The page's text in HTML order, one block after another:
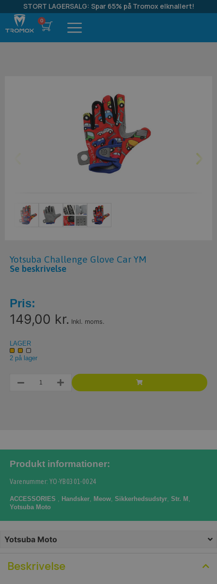
STORT LAGERSALG: Spar 65% på Tromox elknallert!
Yotsuba Challenge Glove Car YM
Se beskrivelse
Pris:
149,00 kr. Inkl. moms.
LAGER
2 på lager
Produkt informationer:
Varenummer: YO-YB0301-0024
ACCESSORIES , Handsker, Meow, Sikkerhedsudstyr, Str. M ,
Yotsuba Moto
Yotsuba Moto
Beskrivelse